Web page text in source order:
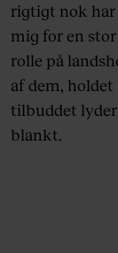
rigtigt nok har
mig for en
rolle på
af dem,
tilbuddet
blankt.